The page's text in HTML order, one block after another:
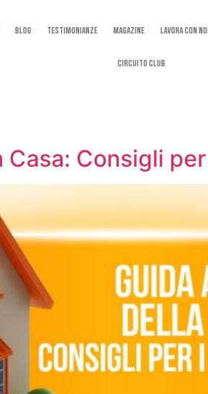
Blog Testimonianze Magazine Lavora con noi
Circuito Club
Casa: Consigli